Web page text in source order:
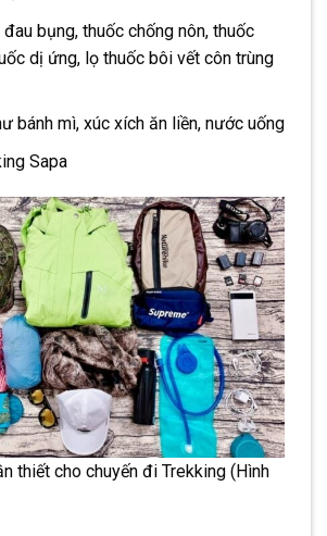
bụng, thuốc chống nôn, thuốc
dị ứng, lọ thuốc bôi vết côn trùng
bánh mì, xúc xích ăn liền, nước uống
Sapa
thiết cho chuyến đi Trekking (Hình